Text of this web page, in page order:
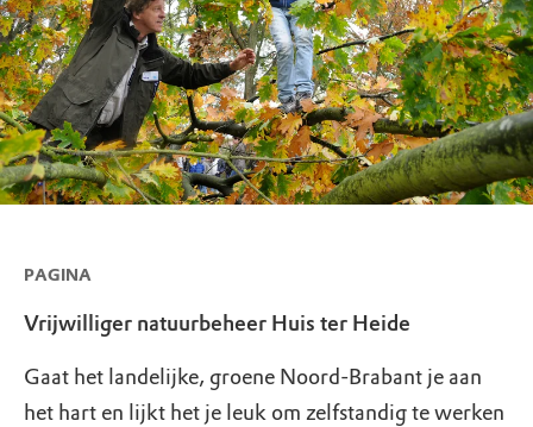
PAGINA
Vrijwilliger natuurbeheer Huis ter Heide
Gaat het landelijke, groene Noord-Brabant je aan
het hart en lijkt het je leuk om zelfstandig te werken